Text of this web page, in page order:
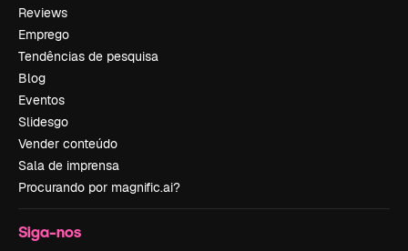
Reviews
Emprego
Tendências de pesquisa
Blog
Eventos
Slidesgo
Vender conteúdo
Sala de imprensa
Procurando por magnific.ai?
Siga-nos